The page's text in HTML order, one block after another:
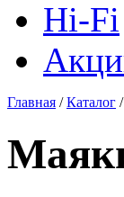
Hi-Fi
Главная /Каталог /